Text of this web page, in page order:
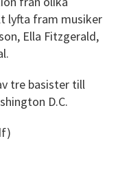
lyfta fram musiker
Ella Fitzgerald,
tre basister till
D.C.